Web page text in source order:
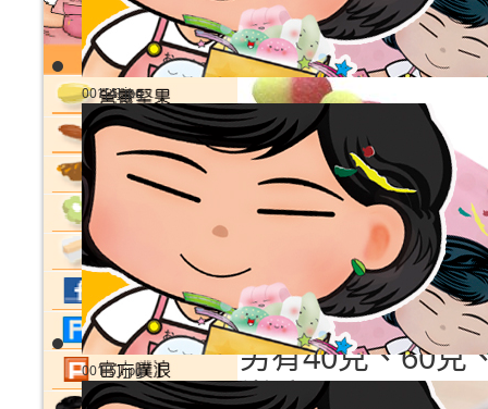
001[4].jpg
001[5].jpg
詢價
雙色心型軟糖
挑戰味蕾的獨特
有青蘋果、水蜜
另有40克、60克
請選擇